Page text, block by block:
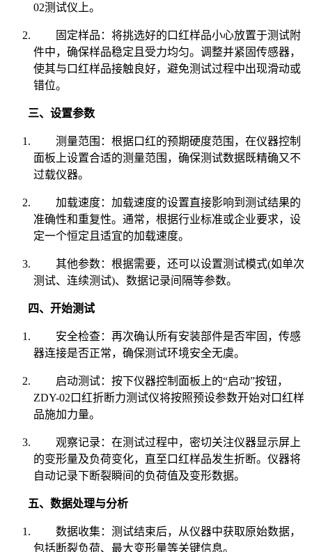
02测试仪上。
固定样品：将挑选好的口红样品小心放置于测试附
件中，确保样品稳定且受力均匀。调整并紧固传感器，
使其与口红样品接触良好，避免测试过程中出现滑动或
错位。
三、设置参数
测量范围：根据口红的预期硬度范围，在仪器控制
面板上设置合适的测量范围，确保测试数据既精确又不
过载仪器。
加载速度：加载速度的设置直接影响到测试结果的
准确性和重复性。通常，根据行业标准或企业要求，设
定一个恒定且适宜的加载速度。
其他参数：根据需要，还可以设置测试模式(如单次
测试、连续测试)、数据记录间隔等参数。
四、开始测试
安全检查：再次确认所有安装部件是否牢固，传感
器连接是否正常，确保测试环境安全无虞。
启动测试：按下仪器控制面板上的“启动”按钮，
ZDY-02口红折断力测试仪将按照预设参数开始对口红样
品施加力量。
观察记录：在测试过程中，密切关注仪器显示屏上
的变形量及负荷变化，直至口红样品发生折断。仪器将
自动记录下断裂瞬间的负荷值及变形数据。
五、数据处理与分析
数据收集：测试结束后，从仪器中获取原始数据，
包括断裂负荷、最大变形量等关键信息。